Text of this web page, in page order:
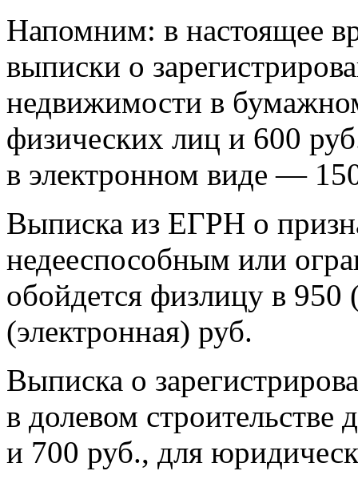
Напомним: в настоящее
выписки о
недвижимости в
физических лиц и 600
в электронном виде —
Выписка из ЕГРН о
недееспособным или
обойдется физлицу в
(электронная) руб.
Выписка о
в долевом
и 700 руб., для